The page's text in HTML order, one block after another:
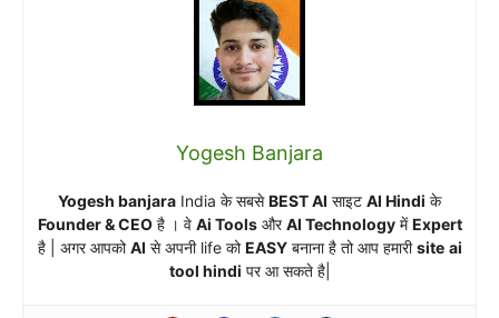
Yogesh Banjara
Yogesh banjara India के सबसेBEST AI साइट AI Hindi के
Founder & CEOहै । वे Ai ToolsऔरAI TechnologyमेंExpert
है | अगर आपकोAI से अपनी life कोEASYबनाना है तो आप हमारीsite ai
tool hindi पर आ सकते है|